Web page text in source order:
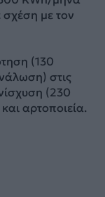
σχέση με τον
(130
στις
(230
αρτοποιεία.